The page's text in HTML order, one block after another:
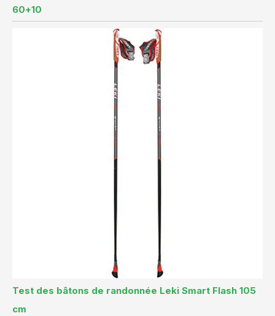
60+10
Test des bâtons de randonnée Leki Smart Flash 105
cm